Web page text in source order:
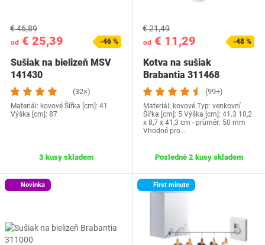
od € 25,39
€ 46,89
-46 %
Sušiak na bielizeň MSV
141430
(32×)
Materiál: kovové Šířka [cm]: 41
Výška [cm]: 87
3 kusy skladem
od € 11,29
€ 21,49
-48 %
Kotva na sušiak
Brabantia ‎311468
(99+)
Materiál: kovové Typ: venkovní
Šířka [cm]: 5 Výška [cm]: 41.3 10,2
x 8,7 x 41,3 cm - průměr: 50 mm
Vhodné pro…
Posledné 2 kusy skladem
Novinka First minute